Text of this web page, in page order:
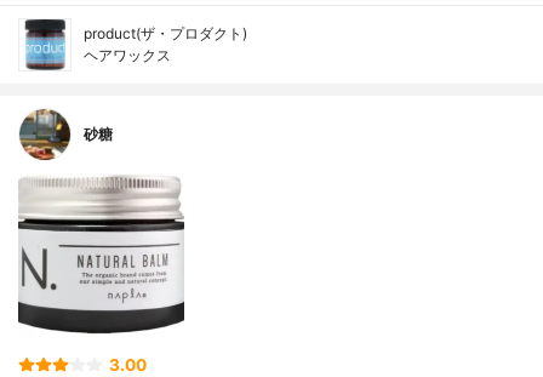
product(ザ・プロダクト)
ヘアワックス
砂糖
3.00